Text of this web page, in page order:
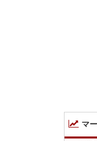
マ